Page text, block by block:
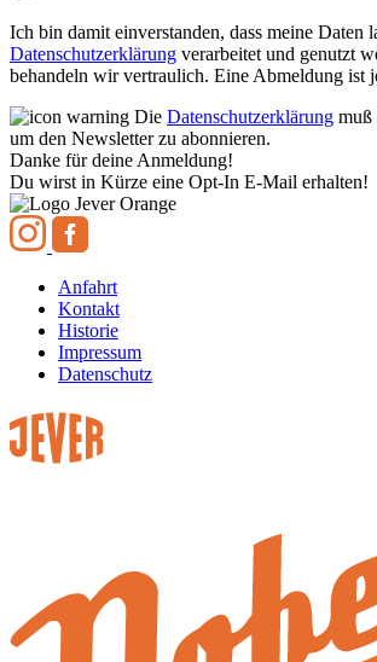
Ich bin damit einverstanden, dass meine Daten
Datenschutzerklärung verarbeitet und genutzt
behandeln wir vertraulich. Eine Abmeldung ist
Die Datenschutzerklärung muß
um den Newsletter zu abonnieren.
Danke für deine Anmeldung!
Du wirst in Kürze eine Opt-In E-Mail erhalten!
Anfahrt
Kontakt
Historie
Impressum
Datenschutz